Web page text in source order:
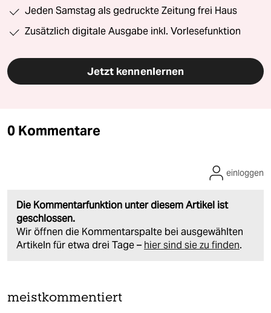
Jeden Samstag als gedruckte Zeitung frei Haus
Zusätzlich digitale Ausgabe inkl. Vorlesefunktion
Jetzt kennenlernen
0 Kommentare
Die Kommentarfunktion unter diesem Artikel ist
geschlossen.
Wir öffnen die Kommentarspalte bei ausgewählten
Artikeln für etwa drei Tage – hier sind sie zu finden.
einloggen
meistkommentiert